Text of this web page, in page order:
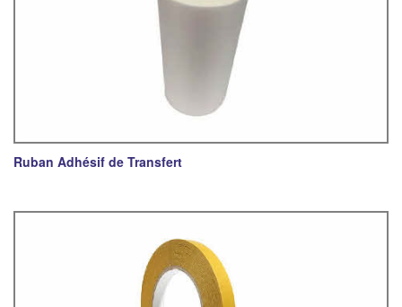
Ruban Adhésif de Transfert